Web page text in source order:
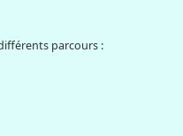
parcours :